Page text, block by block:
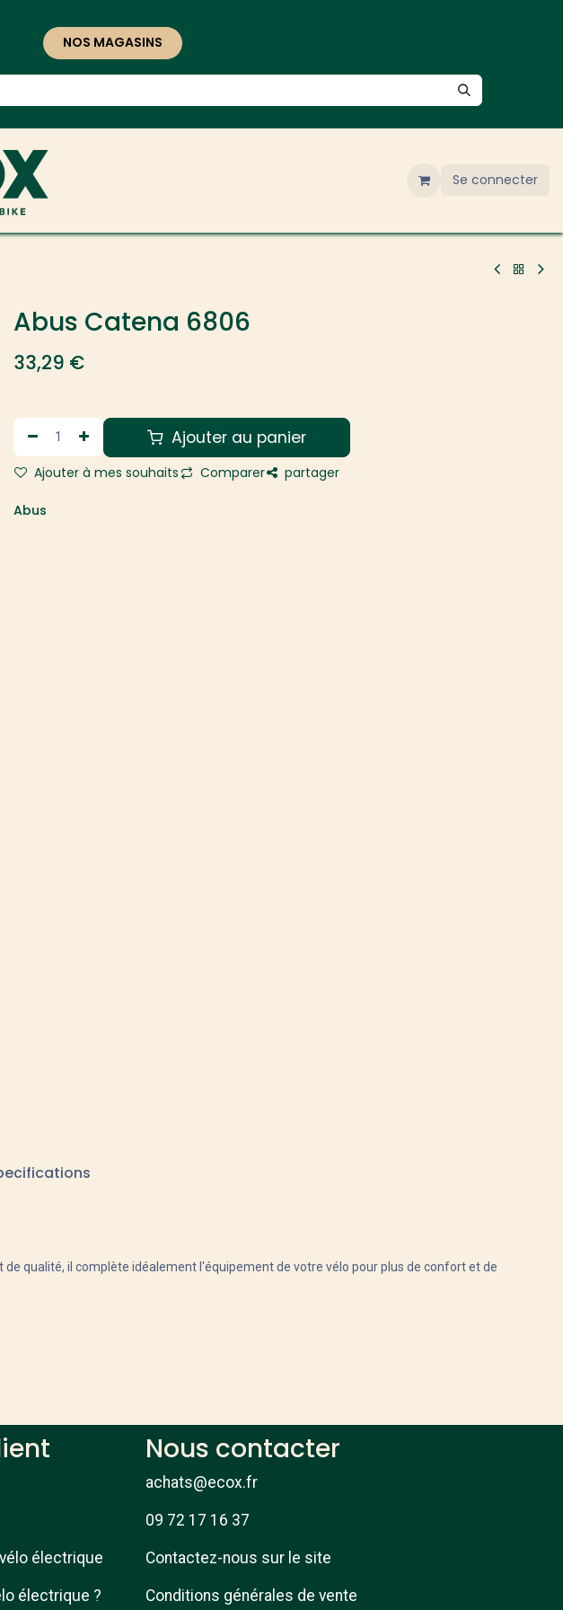
NOS MAGASINS
Se connecter
Abus Catena 6806
33,29 €
Ajouter au panier
Ajouter à mes souhaits Comparer partager
Abus
de qualité, il complète idéalement l'équipement de votre vélo pour plus de confort et de
Nous contacter
achats@ecox.fr
09 72 17 16 37
Contactez-nous sur le site
Conditions générales de vente
électrique
électrique ?